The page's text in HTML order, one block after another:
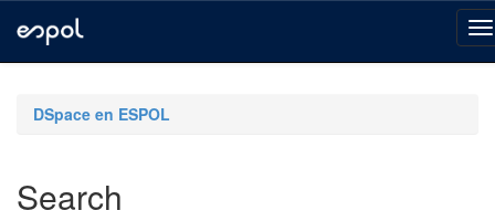
navigationDSpace en ESPOL
Search